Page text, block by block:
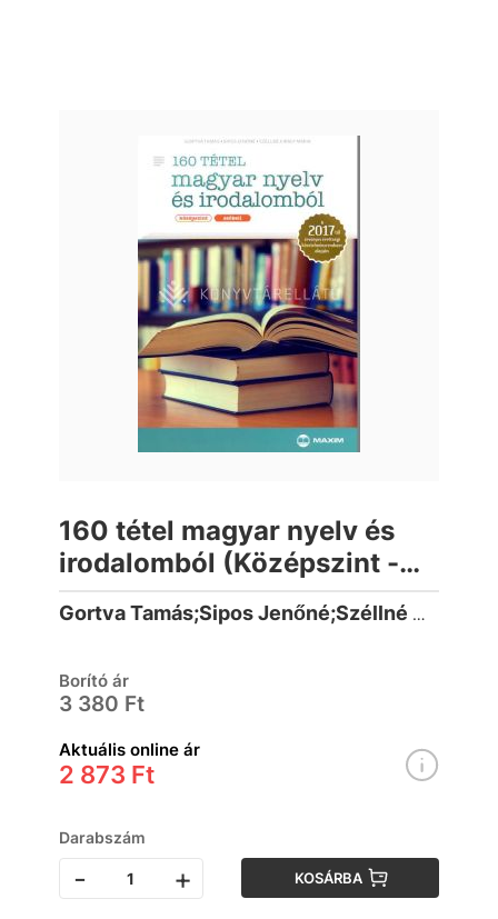
160 tétel magyar nyelv és
irodalomból (Középszint -
szóbeli)
Gortva Tamás;Sipos Jenőné;Széllné Király Mária
Borító ár
3 380 Ft
Aktuális online ár
2 873 Ft
Darabszám
- + KOSÁRBA